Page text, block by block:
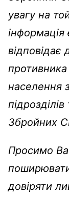
увагу на
відповідає
населення
Збройних
Просимо
довіряти